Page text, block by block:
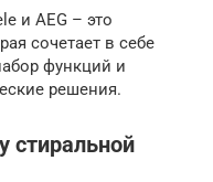
и AEG – это
сочетает в себе
функций и
решения.
стиральной